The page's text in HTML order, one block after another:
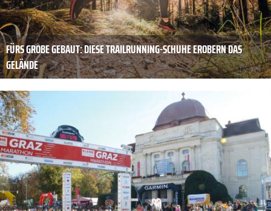
FÜRS GROBE GEBAUT: DIESE TRAILRUNNING-SCHUHE EROBERN DAS
GELÄNDE